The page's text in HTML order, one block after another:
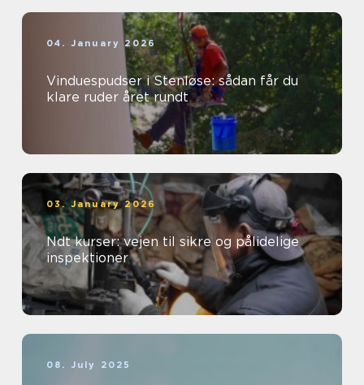
04. January 2026
Vinduespudser i Stenløse: sådan får du
klare ruder året rundt
03. January 2026
Ndt kurser: vejen til sikre og pålidelige
inspektioner
08. July 2025